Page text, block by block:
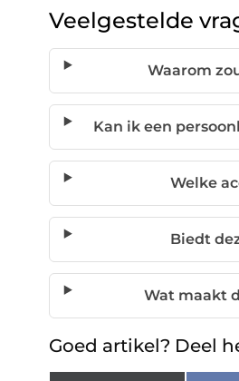
Veelgestelde
Waarom
Kan ik een
Welke
Biedt
Wat maakt
Goed artikel? Deel